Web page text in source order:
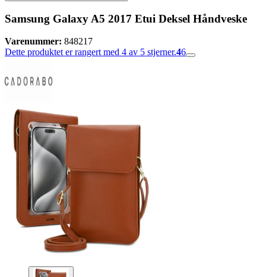
Samsung Galaxy A5 2017 Etui Deksel Håndveske
Varenummer: 848217
Dette produktet er rangert med 4 av 5 stjerner.46